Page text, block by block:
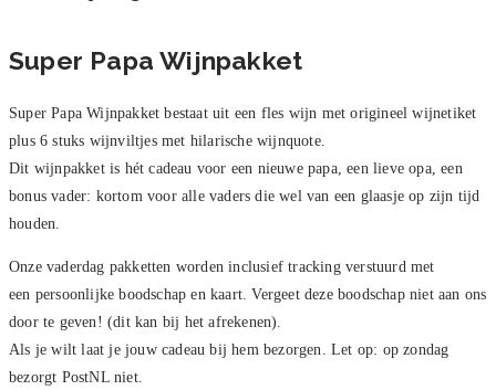
Super Papa Wijnpakket
Super Papa Wijnpakket bestaat uit een fles wijn met origineel wijnetiket
plus 6 stuks wijnviltjes met hilarische wijnquote.
Dit wijnpakket is hét cadeau voor een nieuwe papa, een lieve opa, een
bonus vader: kortom voor alle vaders die wel van een glaasje op zijn tijd
houden.
Onze vaderdag pakketten worden inclusief tracking verstuurd met
een persoonlijke boodschap en kaart. Vergeet deze boodschap niet aan ons
door te geven! (dit kan bij het afrekenen).
Als je wilt laat je jouw cadeau bij hem bezorgen. Let op: op zondag
bezorgt PostNL niet.